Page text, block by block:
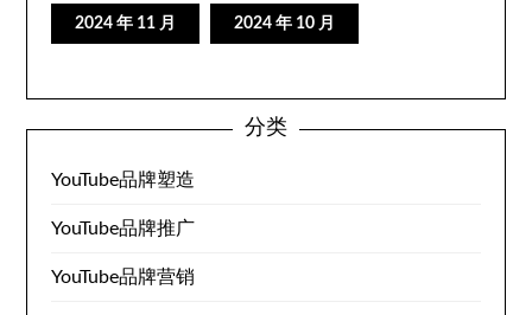
2024 年 11 月 2024 年 10 月
分类
YouTube品牌塑造
YouTube品牌推广
YouTube品牌营销